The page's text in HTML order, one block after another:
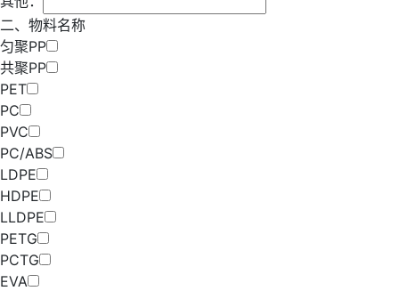
二、物料名称
匀聚PP
共聚PP
PET
PC
PVC
PC/ABS
LDPE
HDPE
LLDPE
PETG
PCTG
EVA